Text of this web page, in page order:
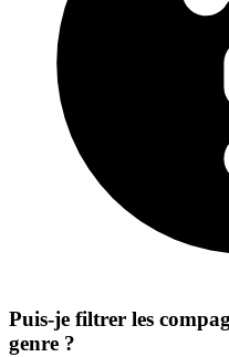
Puis-je filtrer les
genre ?